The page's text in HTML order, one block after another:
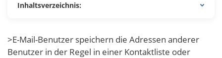
Inhaltsverzeichnis:
>E-Mail-Benutzer speichern die Adressen anderer
Benutzer in der Regel in einer Kontaktliste oder